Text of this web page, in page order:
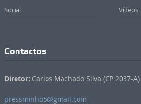
Social Vídeos
Contactos
Diretor: Carlos Machado Silva (CP 2037-A)
pressminho5@gmail.com